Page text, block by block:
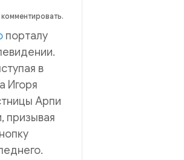
порталу
в
Игоря
Арпи
призывая